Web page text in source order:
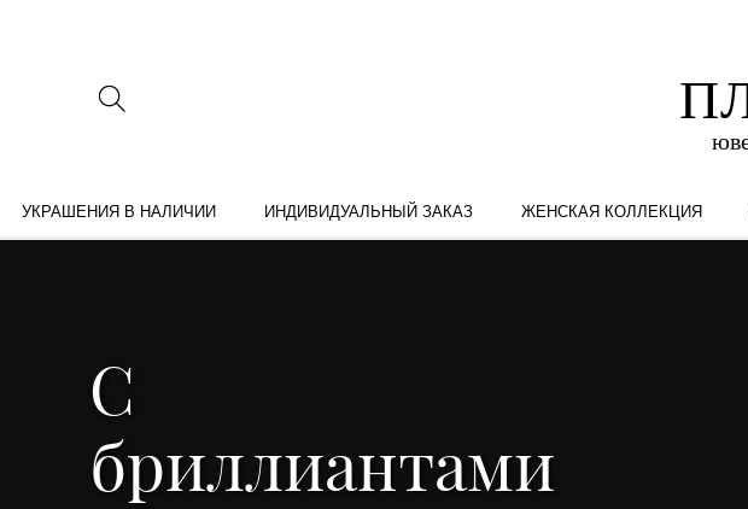
УКРАШЕНИЯ В НАЛИЧИИ ИНДИВИДУАЛЬНЫЙ ЗАКАЗ ЖЕНСКАЯ КОЛЛЕКЦИЯ
С
бриллиантами